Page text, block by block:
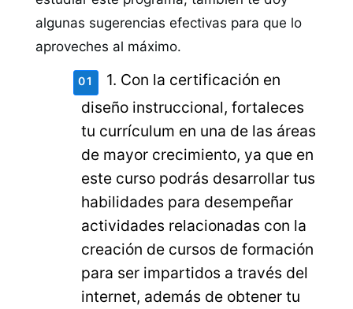
algunas sugerencias efectivas para que lo
aproveches al máximo.
1. Con la certificación en
diseño instruccional, fortaleces
tu currículum en una de las áreas
de mayor crecimiento, ya que en
este curso podrás desarrollar tus
habilidades para desempeñar
actividades relacionadas con la
creación de cursos de formación
para ser impartidos a través del
internet, además de obtener tu